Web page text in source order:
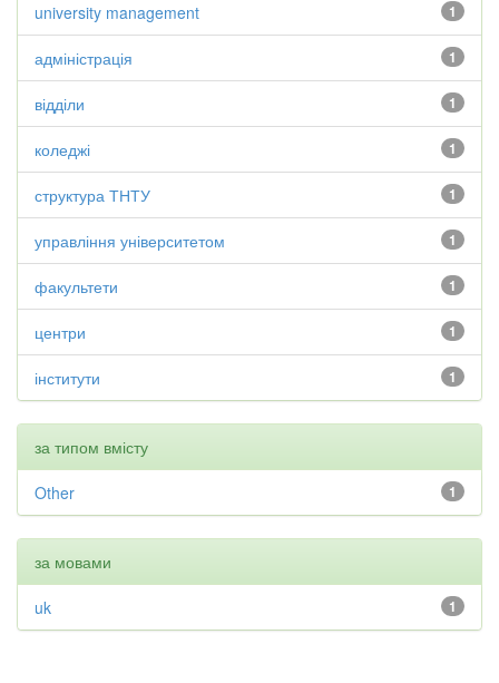
1
university management
1
адміністрація
1
відділи
1
коледжі
1
структура ТНТУ
1
управління університетом
1
факультети
1
центри
1
інститути
за типом вмісту
1
Other
за мовами
1
uk